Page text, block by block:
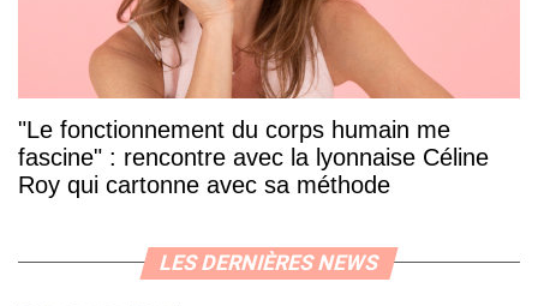
"Le fonctionnement du corps humain me
fascine" : rencontre avec la lyonnaise Céline
Roy qui cartonne avec sa méthode
LES DERNIÈRES NEWS